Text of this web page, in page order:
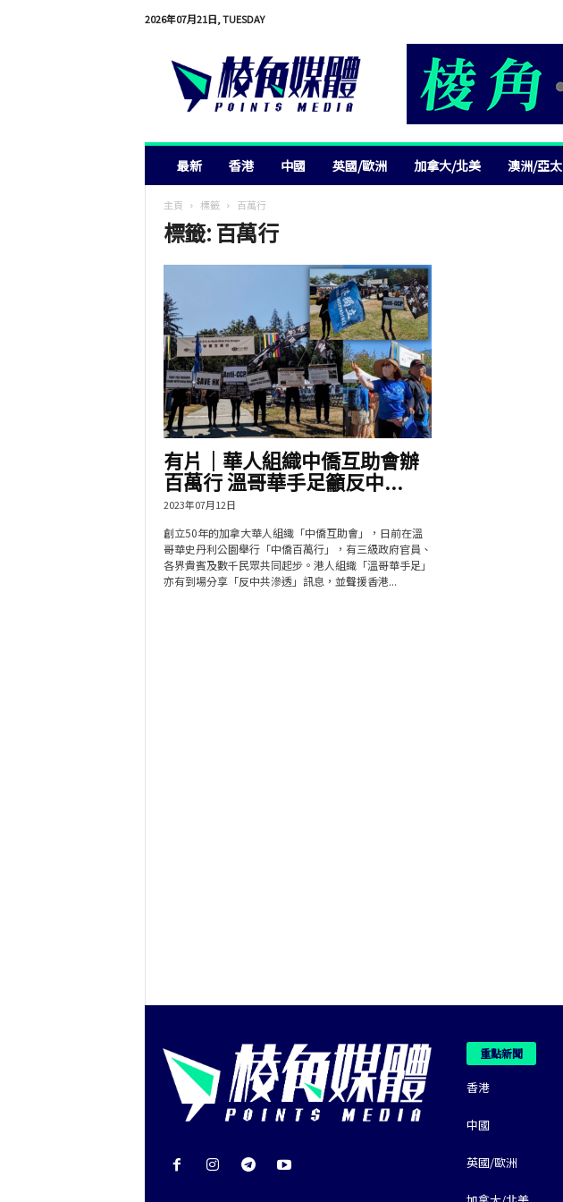
2026年07月21日, TUESDAY
最新 香港 中國 英國/歐洲 加拿大/北美 澳洲/亞太
主頁 標籤 百萬行
標籤: 百萬行
有片│華人組織中僑互助會辦
百萬行 溫哥華手足籲反中...
2023年07月12日
創立50年的加拿大華人組織「中僑互助會」，日前在溫
哥華史丹利公園舉行「中僑百萬行」，有三級政府官員、
各界貴賓及數千民眾共同起步。港人組織「溫哥華手足」
亦有到場分享「反中共滲透」訊息，並聲援香港...
重點新聞
香港
中國
英國/歐洲